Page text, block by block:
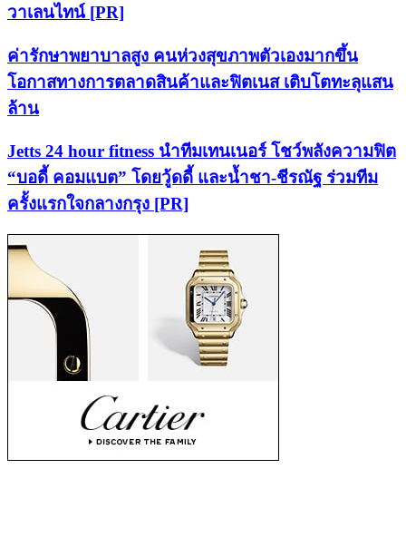
วาเลนไทน์ [PR]
ค่ารักษาพยาบาลสูง คนห่วงสุขภาพตัวเองมากขึ้น
โอกาสทางการตลาดสินค้าและฟิตเนส เติบโตทะลุแสน
ล้าน
Jetts 24 hour fitness นำทีมเทนเนอร์ โชว์พลังความฟิต
“บอดี้ คอมแบต” โดยวู้ดดี้ และน้ำชา-ชีรณัฐ ร่วมทีม
ครั้งแรกใจกลางกรุง [PR]